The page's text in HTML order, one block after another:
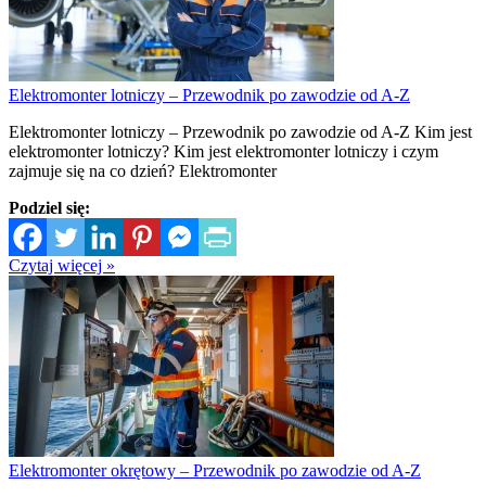
Elektromonter lotniczy – Przewodnik po zawodzie od A-Z
Elektromonter lotniczy – Przewodnik po zawodzie od A-Z Kim jest
elektromonter lotniczy? Kim jest elektromonter lotniczy i czym
zajmuje się na co dzień? Elektromonter
Podziel się:
Czytaj więcej »
Elektromonter okrętowy – Przewodnik po zawodzie od A-Z